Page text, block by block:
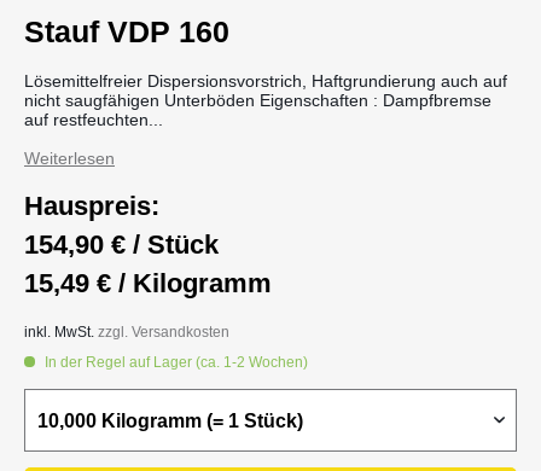
Stauf VDP 160
Lösemittelfreier Dispersionsvorstrich, Haftgrundierung auch auf
nicht saugfähigen Unterböden Eigenschaften : Dampfbremse
auf restfeuchten...
Weiterlesen
Hauspreis:
154,90 € / Stück
15,49 € / Kilogramm
inkl. MwSt. zzgl. Versandkosten
In der Regel auf Lager (ca. 1-2 Wochen)